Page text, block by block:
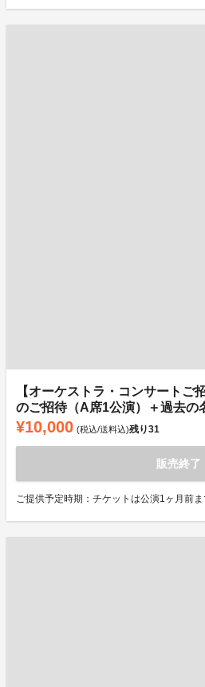
【オーケストラ・コンサートご
のご招待（A席1公演）＋過去の
¥10,000 (税込/送料込)残り31
販売終了
ご提供予定時期：チケットは公演1ヶ月前ま